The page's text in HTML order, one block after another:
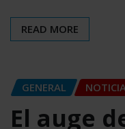
READ MORE
GENERAL
El auge